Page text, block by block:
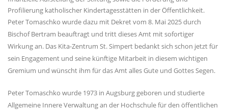
Profilierung katholischer Kindertagesstätten in der Öffentlichkeit.
Peter Tomaschko wurde dazu mit Dekret vom 8. Mai 2025 durch
Bischof Bertram beauftragt und tritt dieses Amt mit sofortiger
Wirkung an. Das Kita-Zentrum St. Simpert bedankt sich schon jetzt für
sein Engagement und seine künftige Mitarbeit in diesem wichtigen
Gremium und wünscht ihm für das Amt alles Gute und Gottes Segen.
Peter Tomaschko wurde 1973 in Augsburg geboren und studierte
Allgemeine Innere Verwaltung an der Hochschule für den öffentlichen